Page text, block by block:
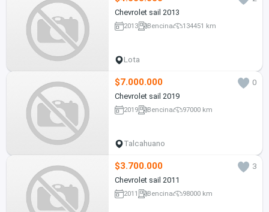
Chevrolet sail 2013
2013 Bencina 134451 km
Lota
$7.000.000
0
Chevrolet sail 2019
2019 Bencina 97000 km
Talcahuano
$3.700.000
3
Chevrolet sail 2011
2011 Bencina 98000 km